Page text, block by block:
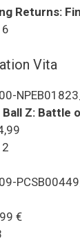
Returns:
Vita
Ball Z: Battle
€